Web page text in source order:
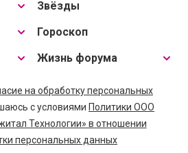
Звёзды
Гороскоп
Жизнь форума
на обработку персональных
с условиями Политики ООО
Технологии» в отношении
персональных данных